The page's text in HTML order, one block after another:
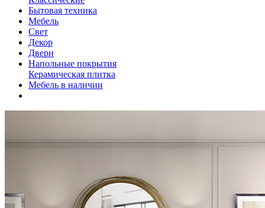
Бытовая техника
Мебель
Свет
Декор
Двери
Напольные покрытия
Керамическая плитка
Мебель в наличии